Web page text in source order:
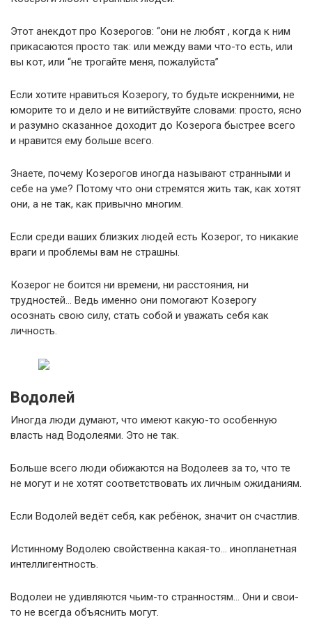
Этот анекдот про Козерогов: “они не любят , когда к ним
прикасаются просто так: или между вами что-то есть, или
вы кот, или “не трогайте меня, пожалуйста”
Если хотите нравиться Козерогу, то будьте искренними, не
юморите то и дело и не витийствуйте словами: просто, ясно
и разумно сказанное доходит до Козерога быстрее всего
и нравится ему больше всего.
Знаете, почему Козерогов иногда называют странными и
себе на уме? Потому что они стремятся жить так, как хотят
они, а не так, как привычно многим.
Если среди ваших близких людей есть Козерог, то никакие
враги и проблемы вам не страшны.
Козерог не боится ни времени, ни расстояния, ни
трудностей… Ведь именно они помогают Козерогу
осознать свою силу, стать собой и уважать себя как
личность.
Водолей
Иногда люди думают, что имеют какую-то особенную
власть над Водолеями. Это не так.
Больше всего люди обижаются на Водолеев за то, что те
не могут и не хотят соответствовать их личным ожиданиям.
Если Водолей ведёт себя, как ребёнок, значит он счастлив.
Истинному Водолею свойственна какая-то… инопланетная
интеллигентность.
Водолеи не удивляются чьим-то странностям… Они и свои-
то не всегда объяснить могут.